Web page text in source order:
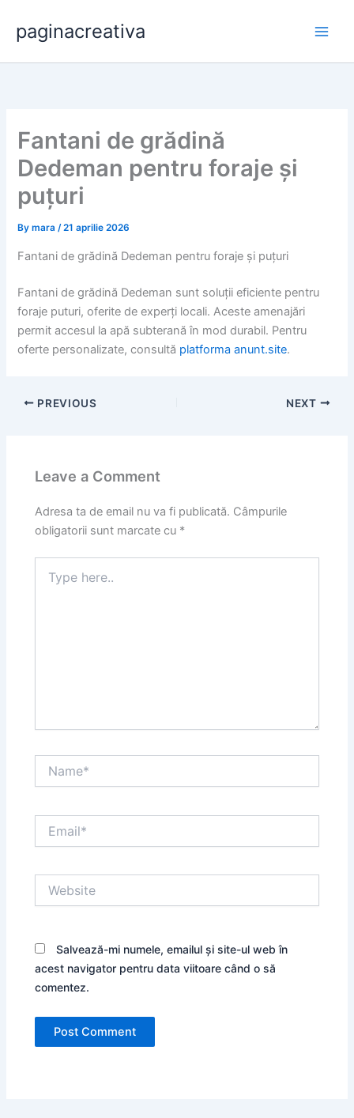
content
paginacreativa
Fantani de grădină
Dedeman pentru foraje și
puțuri
Bymara/21 aprilie 2026
Fantani de grădină Dedeman pentru foraje și puțuri
Fantani de grădină Dedeman sunt soluții eficiente pentru
foraje puturi, oferite de experți locali. Aceste amenajări
permit accesul la apă subterană în mod durabil. Pentru
oferte personalizate, consultă platforma anunt.site.
PREVIOUS NEXT
Leave a Comment
Adresa ta de email nu va fi publicată. Câmpurile
obligatorii sunt marcate cu *
here..
Salvează-mi numele, emailul și site-ul web în
acest navigator pentru data viitoare când o să
comentez.